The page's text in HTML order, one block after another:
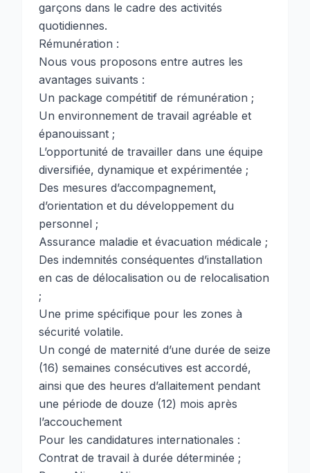
garçons dans le cadre des activités
quotidiennes.
Rémunération :
Nous vous proposons entre autres les
avantages suivants :
Un package compétitif de rémunération ;
Un environnement de travail agréable et
épanouissant ;
L’opportunité de travailler dans une équipe
diversifiée, dynamique et expérimentée ;
Des mesures d’accompagnement,
d’orientation et du développement du
personnel ;
Assurance maladie et évacuation médicale ;
Des indemnités conséquentes d’installation
en cas de délocalisation ou de relocalisation
;
Une prime spécifique pour les zones à
sécurité volatile.
Un congé de maternité d’une durée de seize
(16) semaines consécutives est accordé,
ainsi que des heures d’allaitement pendant
une période de douze (12) mois après
l’accouchement
Pour les candidatures internationales :
Contrat de travail à durée déterminée ;